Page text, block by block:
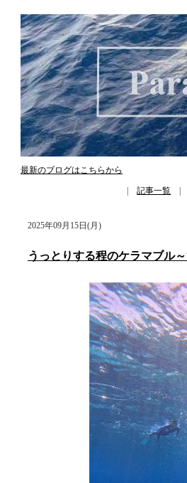
最新のブログはこちらから
|記事一覧
2025年09月15日(月)
うっとりする程のケラマブル～